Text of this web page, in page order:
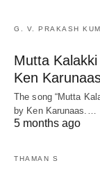
G. V. PRAKASH
Mutta
Ken
The song “Mutta
by Ken Karunaas.…
5 months ago
THAMAN S